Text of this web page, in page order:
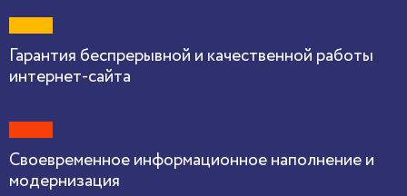
Гарантия беспрерывной и качественной работы
интернет-сайта
Своевременное информационное наполнение и
модернизация